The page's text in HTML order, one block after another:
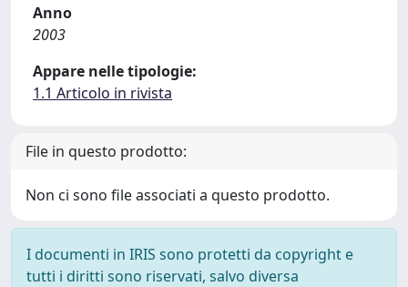
Anno
2003
Appare nelle tipologie:
1.1 Articolo in rivista
File in questo prodotto:
Non ci sono file associati a questo prodotto.
I documenti in IRIS sono protetti da copyright e
tutti i diritti sono riservati, salvo diversa